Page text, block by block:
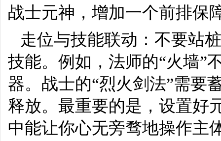
战士元神，增加一个前排保
走位与技能联动：不要站
技能。例如，法师的“火墙”
器。战士的“烈火剑法”需要
释放。最重要的是，设置好
中能让你心无旁骛地操作主